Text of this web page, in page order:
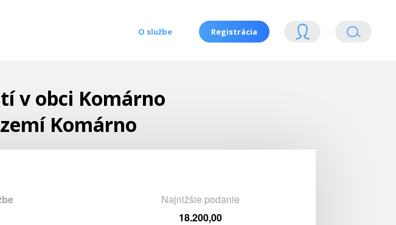
O službe Registrácia
v obci Komárno
Komárno
Najnižšie podanie
18.200,00